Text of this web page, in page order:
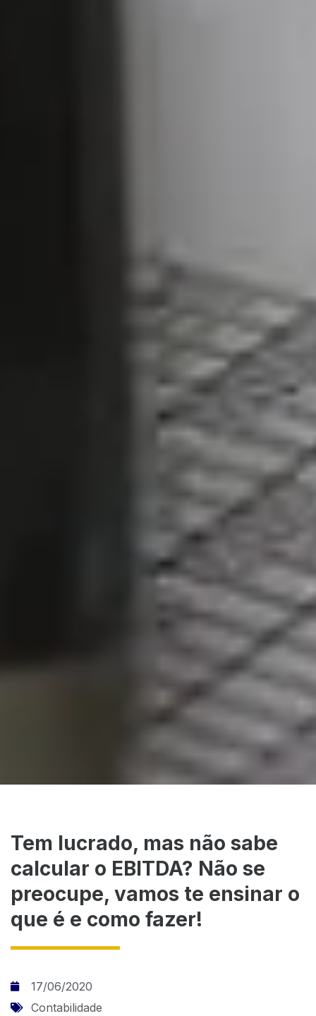
Tem lucrado, mas não sabe
calcular o EBITDA? Não se
preocupe, vamos te ensinar o
que é e como fazer!
17/06/2020
Contabilidade